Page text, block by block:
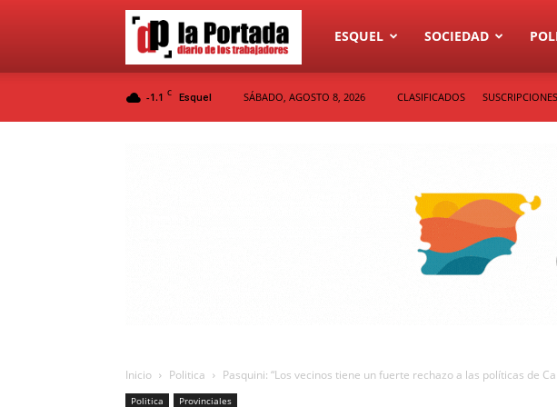
Diario
ESQUEL SOCIEDAD
-1.1 C Esquel SÁBADO, AGOSTO 8, 2026 CLASIFICADOS SUSCRIPCIONES
Inicio Politica Pasquini: “Los vecinos tiene un fuerte rechazo a las políticas de
Politica Provinciales